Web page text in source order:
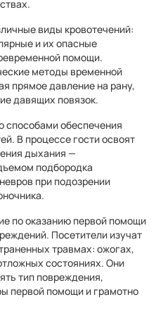
виды кровотечений:
и их опасные
помощи.
методы временной
прямое давление на рану,
давящих повязок.
способами обеспечения
В процессе гости освоят
дыхания —
подбородка
при подозрении
по оказанию первой помощи
Посетители изучат
травмах: ожогах,
состояниях. Они
тип повреждения,
первой помощи и грамотно